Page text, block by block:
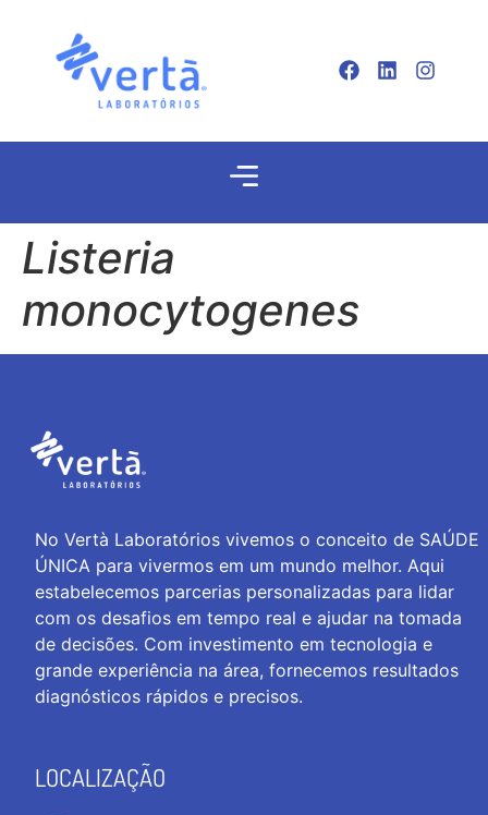
Listeria
monocytogenes
No Vertà Laboratórios vivemos o conceito de SAÚDE
ÚNICA para vivermos em um mundo melhor. Aqui
estabelecemos parcerias personalizadas para lidar
com os desafios em tempo real e ajudar na tomada
de decisões. Com investimento em tecnologia e
grande experiência na área, fornecemos resultados
diagnósticos rápidos e precisos.
LOCALIZAÇÃO